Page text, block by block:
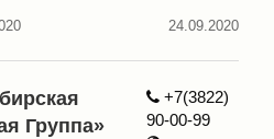
24.09.2020
Группа»
+7(3822)
90-00-99